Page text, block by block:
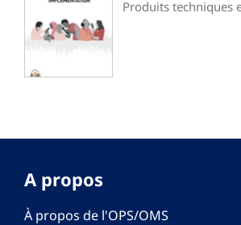
Produits techniques
A propos
À propos de l'OPS/OMS